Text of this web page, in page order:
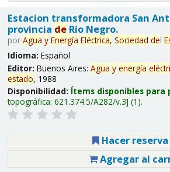
Estacion transformadora San
provincia deRío Negro.
por Agua y Energía Eléctrica, Sociedad del
Idioma: Español
Editor: Buenos Aires: Agua y energía
estado, 1988
Disponibilidad: Ítems disponibles para
topográfica: 621.374.5/A282/v.3 (1).
Hacer reserva
Agregar al